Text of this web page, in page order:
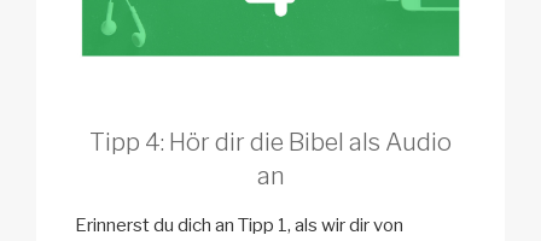
Tipp 4: Hör dir die Bibel als Audio
an
Erinnerst du dich an Tipp 1, als wir dir von